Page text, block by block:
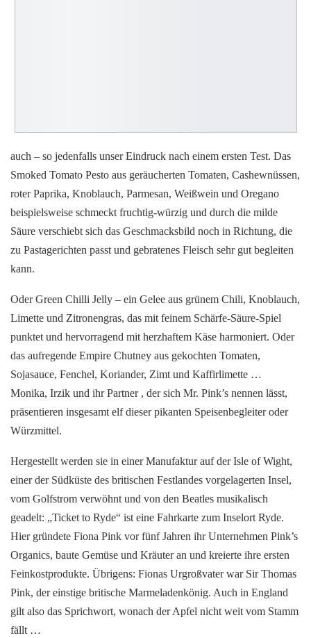
auch – so jedenfalls unser Eindruck nach einem ersten Test. Das
Smoked Tomato Pesto aus geräucherten Tomaten, Cashewnüssen,
roter Paprika, Knoblauch, Parmesan, Weißwein und Oregano
beispielsweise schmeckt fruchtig-würzig und durch die milde
Säure verschiebt sich das Geschmacksbild noch in Richtung, die
zu Pastagerichten passt und gebratenes Fleisch sehr gut begleiten
kann.
Oder Green Chilli Jelly – ein Gelee aus grünem Chili, Knoblauch,
Limette und Zitronengras, das mit feinem Schärfe-Säure-Spiel
punktet und hervorragend mit herzhaftem Käse harmoniert. Oder
das aufregende Empire Chutney aus gekochten Tomaten,
Sojasauce, Fenchel, Koriander, Zimt und Kaffirlimette …
Monika, Irzik und ihr Partner , der sich Mr. Pink’s nennen lässt,
präsentieren insgesamt elf dieser pikanten Speisenbegleiter oder
Würzmittel.
Hergestellt werden sie in einer Manufaktur auf der Isle of Wight,
einer der Südküste des britischen Festlandes vorgelagerten Insel,
vom Golfstrom verwöhnt und von den Beatles musikalisch
geadelt: „Ticket to Ryde“ ist eine Fahrkarte zum Inselort Ryde.
Hier gründete Fiona Pink vor fünf Jahren ihr Unternehmen Pink’s
Organics, baute Gemüse und Kräuter an und kreierte ihre ersten
Feinkostprodukte. Übrigens: Fionas Urgroßvater war Sir Thomas
Pink, der einstige britische Marmeladenkönig. Auch in England
gilt also das Sprichwort, wonach der Apfel nicht weit vom Stamm
fällt …